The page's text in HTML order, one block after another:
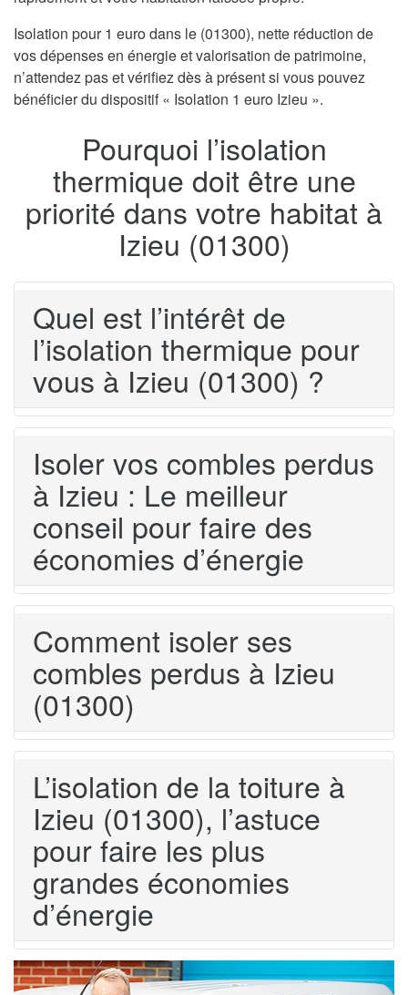
Isolation pour 1 euro dans le (01300), nette réduction de
vos dépenses en énergie et valorisation de patrimoine,
n’attendez pas et vérifiez dès à présent si vous pouvez
bénéficier du dispositif « Isolation 1 euro Izieu ».
Pourquoi l’isolation
thermique doit être une
priorité dans votre habitat à
Izieu (01300)
Quel est l’intérêt de
l’isolation thermique pour
vous à Izieu (01300) ?
Isoler vos combles perdus
à Izieu : Le meilleur
conseil pour faire des
économies d’énergie
Comment isoler ses
combles perdus à Izieu
(01300)
L’isolation de la toiture à
Izieu (01300), l’astuce
pour faire les plus
grandes économies
d’énergie